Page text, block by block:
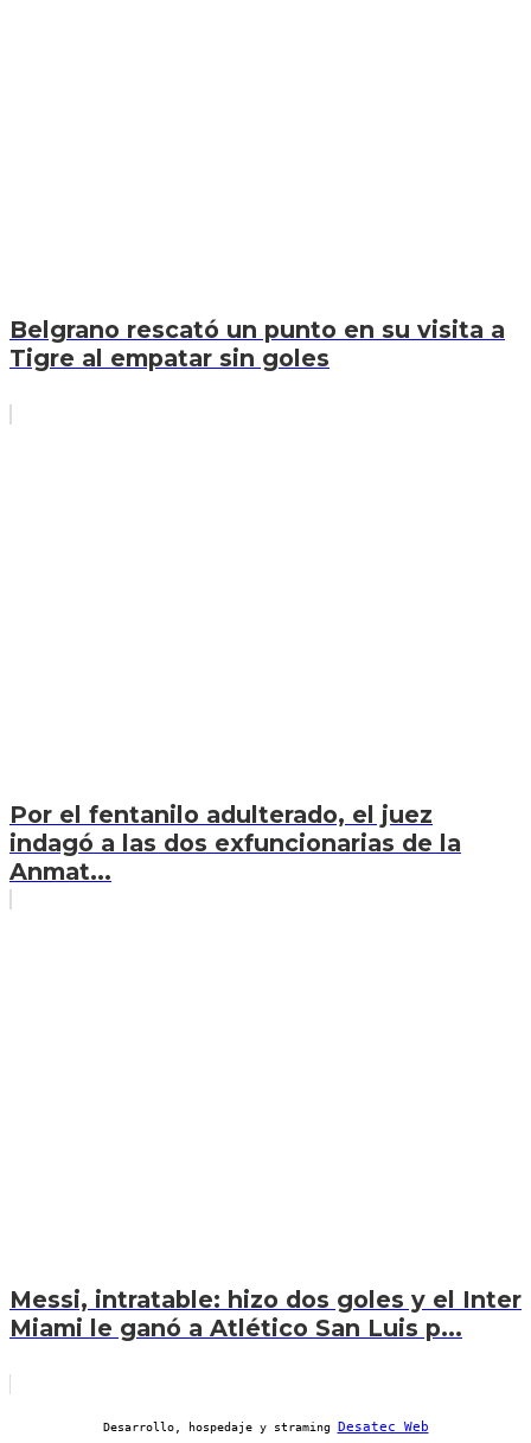
Belgrano rescató un punto en su visita a
Tigre al empatar sin goles
Por el fentanilo adulterado, el juez
indagó a las dos exfuncionarias de la
Anmat...
Messi, intratable: hizo dos goles y el Inter
Miami le ganó a Atlético San Luis p...
Desarrollo, hospedaje y straming Desatec Web